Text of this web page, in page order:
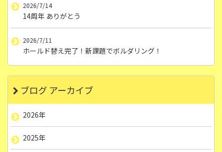
2026/7/14
14周年 ありがとう
2026/7/11
ホールド替え完了！新課題でボルダリング！
ブログ アーカイブ
2026年
2025年